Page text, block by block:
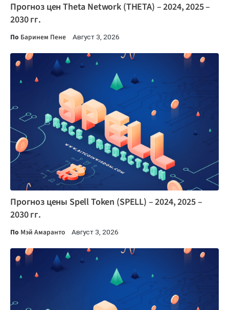
Прогноз цен Theta Network (THETA) – 2024, 2025 –
2030 гг.
По Баринем Пене Август 3, 2026
Прогноз цены Spell Token (SPELL) – 2024, 2025 –
2030 гг.
По Мэй Амаранто Август 3, 2026